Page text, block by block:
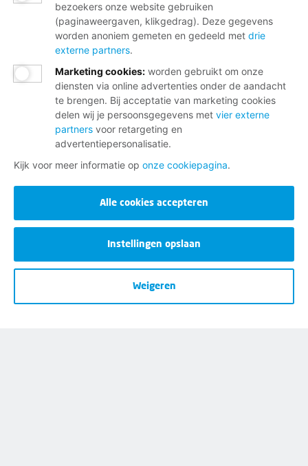
Cookies
bezoekers onze website gebruiken
(paginaweergaven, klikgedrag). Deze gegevens
worden anoniem gemeten en gedeeld met drie
externe partners.
Marketing cookies: worden gebruikt om onze
diensten via online advertenties onder de aandacht
te brengen. Bij acceptatie van marketing cookies
delen wij je persoonsgegevens met vier externe
partners voor retargeting en
advertentiepersonalisatie.
Kijk voor meer informatie op onze cookiepagina.
Alle cookies accepteren
Instellingen opslaan
Weigeren